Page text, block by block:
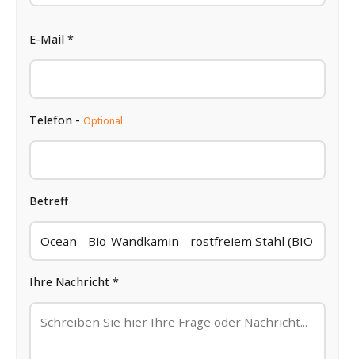
E-Mail *
Telefon - Optional
Betreff
Ihre Nachricht *